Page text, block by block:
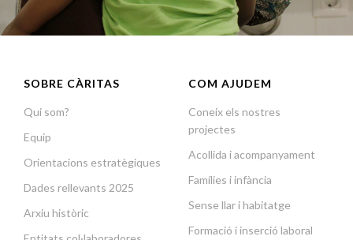
SOBRE CÀRITAS
Qui som?
Equip
Orientacions estratègiques
Dades rellevants 2025
Arxiu històric
COM AJUDEM
Coneix els nostres
projectes
Acollida i acompanyament
Famílies i infància
Sense llar i habitatge
Formació i inserció laboral